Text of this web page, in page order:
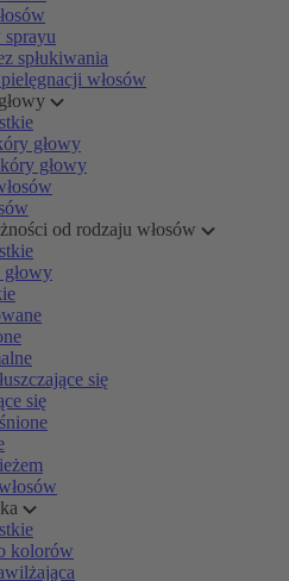
spłukiwania
włosów
głowy
głowy
od rodzaju włosów
głowy
się
się
kolorów